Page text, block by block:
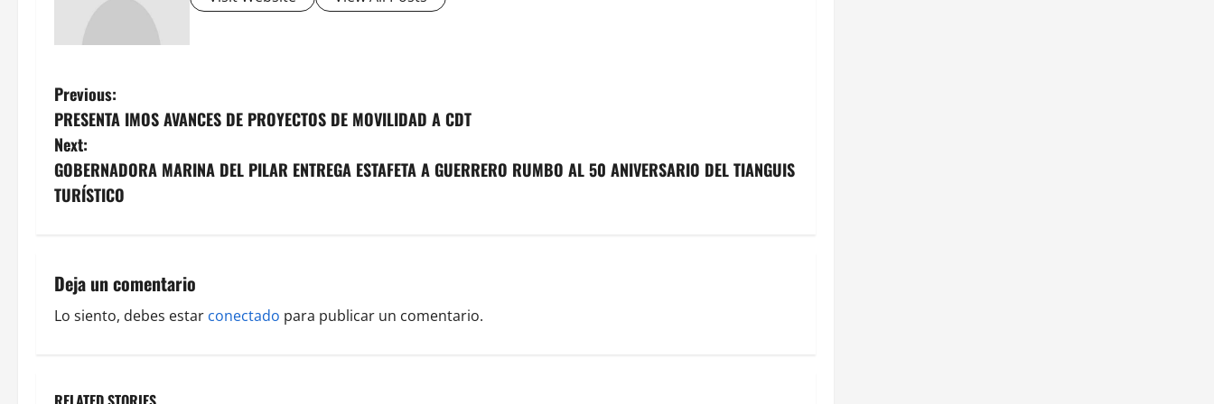
P
o
s
t
a
v
Previous:
PRESENTA IMOS AVANCES DE PROYECTOS DE MOVILIDAD A CDT
Next:
GOBERNADORA MARINA DEL PILAR ENTREGA ESTAFETA A GUERRERO RUMBO AL 50 ANIVERSARIO DEL TIANGUIS
TURÍSTICO
Deja un comentario
Lo siento, debes estar conectado para publicar un comentario.